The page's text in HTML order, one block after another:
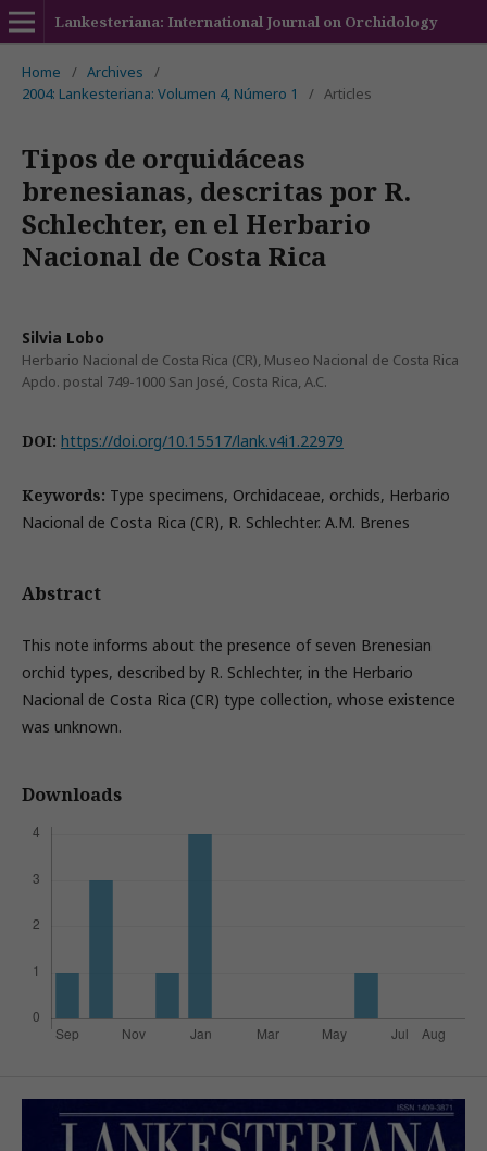
Lankesteriana: International Journal on Orchidology
Home / Archives
/
2004: Lankesteriana: Volumen 4, Número 1
/ Articles
Tipos de orquidáceas
brenesianas, descritas por R.
Schlechter, en el Herbario
Nacional de Costa Rica
Silvia Lobo
Herbario Nacional de Costa Rica (CR), Museo Nacional de Costa Rica
Apdo. postal 749-1000 San José, Costa Rica, A.C.
DOI: https://doi.org/10.15517/lank.v4i1.22979
Keywords: Type specimens, Orchidaceae, orchids, Herbario
Nacional de Costa Rica (CR), R. Schlechter. A.M. Brenes
Abstract
This note informs about the presence of seven Brenesian
orchid types, described by R. Schlechter, in the Herbario
Nacional de Costa Rica (CR) type collection, whose existence
was unknown.
Downloads